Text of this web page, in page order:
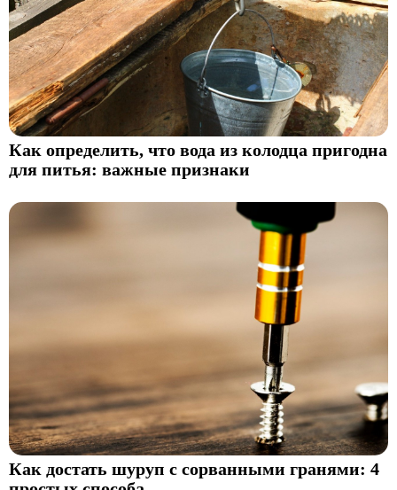
Как определить, что вода из колодца пригодна
для питья: важные признаки
Как достать шуруп с сорванными гранями: 4